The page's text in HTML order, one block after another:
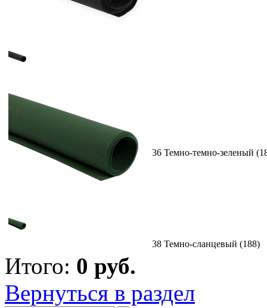
36 Темно-темно-зеленый
38 Темно-сланцевый (188)
Итого: 0 руб.
Вернуться в раздел